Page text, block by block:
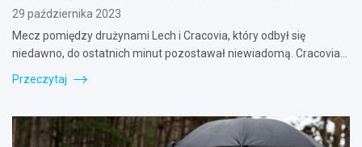
29 października 2023
Mecz pomiędzy drużynami Lech i Cracovia, który odbył się
niedawno, do ostatnich minut pozostawał niewiadomą. Cracovia…
Przeczytaj